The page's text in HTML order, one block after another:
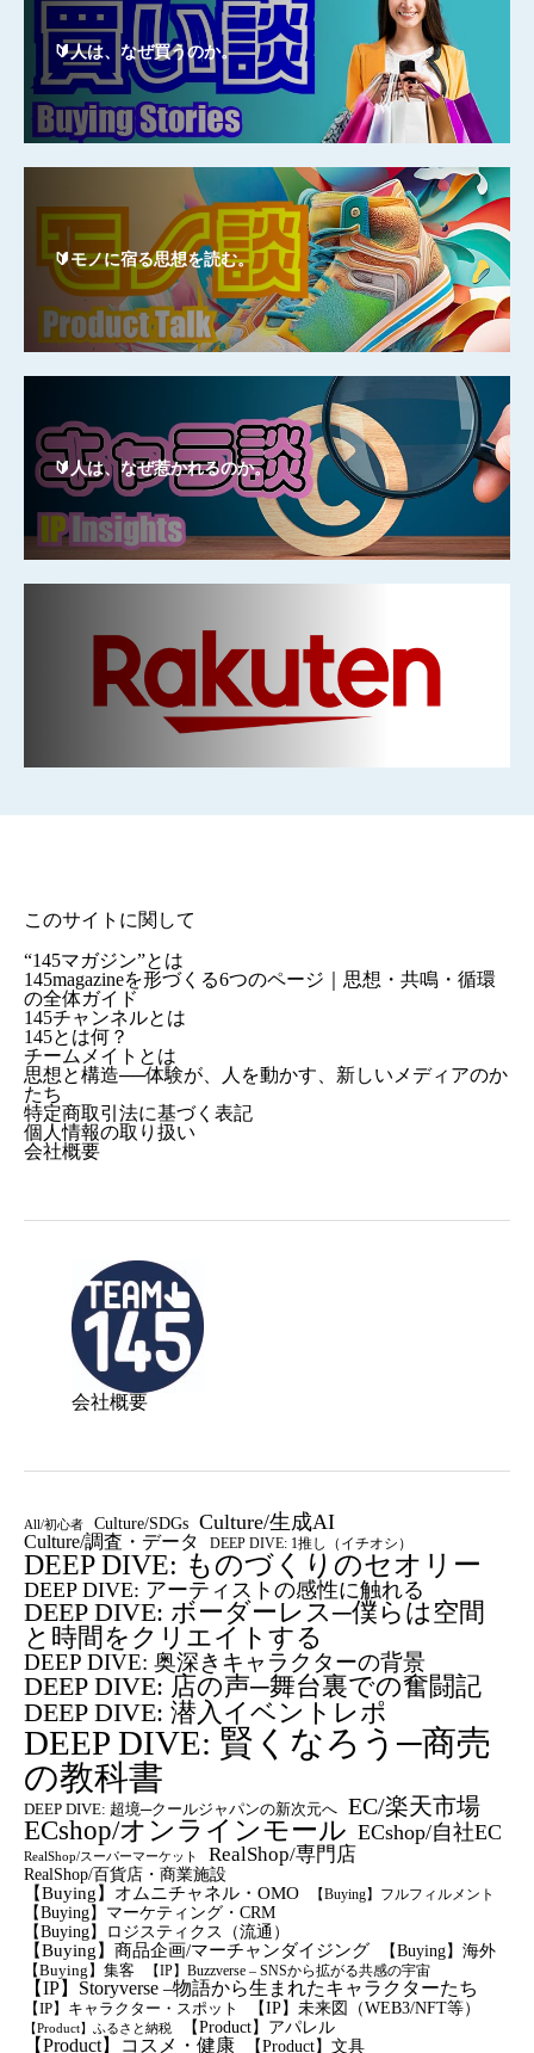
🔰人は、なぜ買うのか。
🔰モノに宿る思想を読む。
🔰人は、なぜ惹かれるのか。
このサイトに関して
“145マガジン”とは
145magazineを形づくる6つのページ｜思想・共鳴・循環
の全体ガイド
145チャンネルとは
145とは何？
チームメイトとは
思想と構造──体験が、人を動かす、新しいメディアのか
たち
特定商取引法に基づく表記
個人情報の取り扱い
会社概要
会社概要
All/初心者 Culture/SDGs Culture/生成AI
Culture/調査・データ DEEP DIVE: 1推し（イチオシ）
DEEP DIVE: ものづくりのセオリー
DEEP DIVE: アーティストの感性に触れる
DEEP DIVE: ボーダーレス─僕らは空間
と時間をクリエイトする
DEEP DIVE: 奥深きキャラクターの背景
DEEP DIVE: 店の声─舞台裏での奮闘記
DEEP DIVE: 潜入イベントレポ
DEEP DIVE: 賢くなろう─商売
の教科書
DEEP DIVE: 超境─クールジャパンの新次元へ EC/楽天市場
ECshop/オンラインモール ECshop/自社EC
RealShop/スーパーマーケット RealShop/専門店
RealShop/百貨店・商業施設
【Buying】オムニチャネル・OMO
【Buying】フルフィルメント
【Buying】マーケティング・CRM
【buying】ロジスティクス（流通）
【Buying】商品企画/マーチャンダイジング 【Buying】海外
【Buying】集客 【IP】Buzzverse – SNSから拡がる共感の宇宙
【IP】Storyverse –物語から生まれたキャラクターたち
【IP】キャラクター・スポット 【IP】未来図（WEB3/NFT等）
【Product】ふるさと納税 【Product】アパレル
【Product】コスメ・健康 【Product】文具